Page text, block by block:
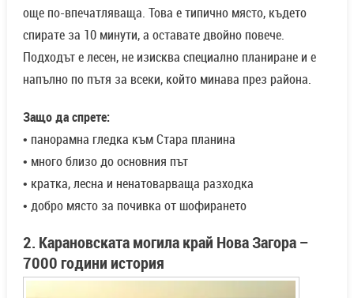
още по-впечатляваща. Това е типично място, където
спирате за 10 минути, а оставате двойно повече.
Подходът е лесен, не изисква специално планиране и е
напълно по пътя за всеки, който минава през района.
Защо да спрете:
• панорамна гледка към Стара планина
• много близо до основния път
• кратка, лесна и ненатоварваща разходка
• добро място за почивка от шофирането
2. Карановската могила край Нова Загора –
7000 години история